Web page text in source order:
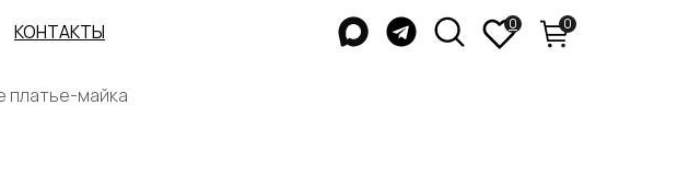
КОНТАКТЫ 0
0
платье-майка